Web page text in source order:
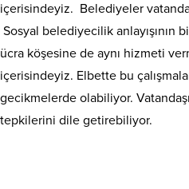
içerisindeyiz. Belediyeler
Sosyal belediyecilik anlayışının
ücra köşesine de aynı hizmeti
içerisindeyiz. Elbette bu
gecikmelerde olabiliyor.
tepkilerini dile getirebiliyor.